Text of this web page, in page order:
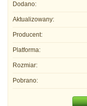
Dodano:
Aktualizowany:
Producent:
Platforma:
Rozmiar:
Pobrano: